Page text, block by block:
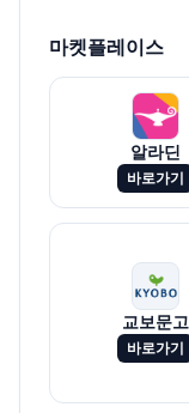
마켓플레이스
알라딘
바로가기
교보문고
바로가기